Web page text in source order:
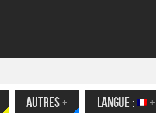
AUTRES+ LANGUE : +